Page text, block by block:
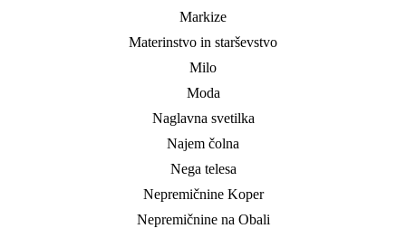
Markize
Materinstvo in starševstvo
Milo
Moda
Naglavna svetilka
Najem čolna
Nega telesa
Nepremičnine Koper
Nepremičnine na Obali